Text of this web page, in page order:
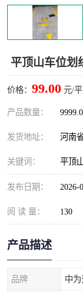
平顶山车位划
价格： 99.00 元/
产品数量：
发货地址： 河南
关键词： 平顶
发布日期： 2026-
阅 读 量： 130
产品描述
品牌 中